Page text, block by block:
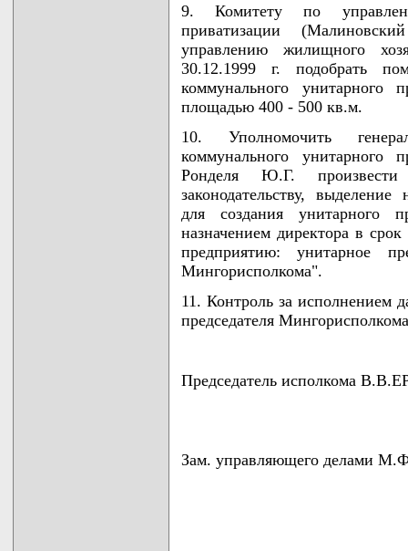
9. Комитету по
приватизации
управлению жилищного
30.12.1999 г. подобрать
коммунального унитарного
площадью 400 - 500 кв.м.
10. Уполномочить
коммунального унитарного
Ронделя Ю.Г.
законодательству,
для создания унитарного
назначением директора в
предприятию: унитарное
Мингорисполкома".
11. Контроль за исполнением
председателя
Председатель исполкома
Зам. управляющего делами